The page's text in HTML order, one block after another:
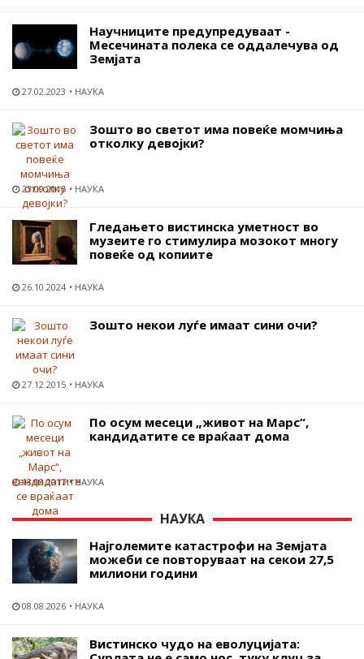
Научниците предупредуваат -
Месечината полека се оддалечува од
Земјата
27.02.2023 НАУКА
Зошто во светот има повеќе момчиња
отколку девојки?
23.09.2015 НАУКА
Гледањето вистинска уметност во
музеите го стимулира мозокот многу
повеќе од копиите
26.10.2024 НАУКА
Зошто некои луѓе имаат сини очи?
27.12.2015 НАУКА
По осум месеци „живот на Марс“,
кандидатите се враќаат дома
18.09.2017 НАУКА
НАУКА
Најголемите катастрофи на Земјата
можеби се повторуваат на секои 27,5
милиони години
08.08.2026 НАУКА
Вистинско чудо на еволуцијата: